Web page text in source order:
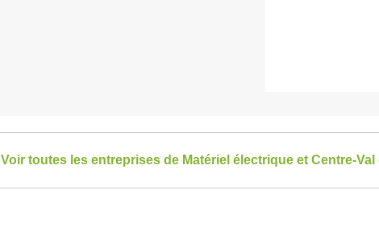
Voir toutes les entreprises de Matériel électrique et Centre-Val